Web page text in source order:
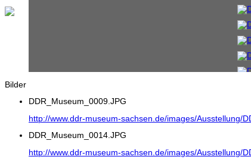
Bilder
DDR_Museum_0009.JPG
http://www.ddr-museum-sachsen.de/images/Ausstellung/
DDR_Museum_0014.JPG
http://www.ddr-museum-sachsen.de/images/Ausstellung/